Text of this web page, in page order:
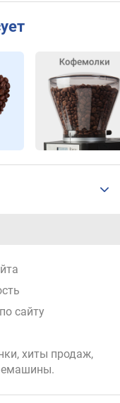
сайту
хиты продаж,
.